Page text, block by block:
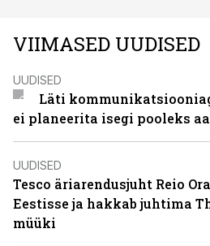
VIIMASED UUDISED
UUDISED
Läti
ei planeerita isegi pooleks
UUDISED
Tesco äriarendusjuht Reio
Eestisse ja hakkab juhtima
müüki